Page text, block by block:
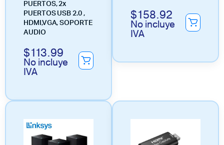
PUERTOS, 2x
PUERTOS USB 2.0 ,
HDMI,VGA, SOPORTE
AUDIO
$113.99
No incluye
IVA
$158.92
No incluye
IVA